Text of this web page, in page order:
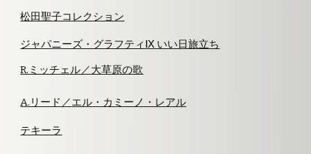
松田聖子コレクション
ジャパニーズ・グラフティⅨ いい日旅立ち
R.ミッチェル／大草原の歌
A.リード ／エル・カミーノ・レアル
テキーラ